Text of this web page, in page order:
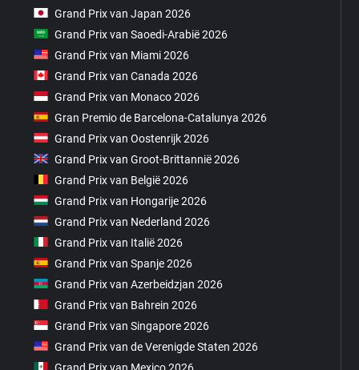
Grand Prix van Japan 2026
Grand Prix van Saoedi-Arabië 2026
Grand Prix van Miami 2026
Grand Prix van Canada 2026
Grand Prix van Monaco 2026
Gran Premio de Barcelona-Catalunya 2026
Grand Prix van Oostenrijk 2026
Grand Prix van Groot-Brittannië 2026
Grand Prix van België 2026
Grand Prix van Hongarije 2026
Grand Prix van Nederland 2026
Grand Prix van Italië 2026
Grand Prix van Spanje 2026
Grand Prix van Azerbeidzjan 2026
Grand Prix van Bahrein 2026
Grand Prix van Singapore 2026
Grand Prix van de Verenigde Staten 2026